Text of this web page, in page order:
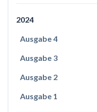
2024
Ausgabe 4
Ausgabe 3
Ausgabe 2
Ausgabe 1